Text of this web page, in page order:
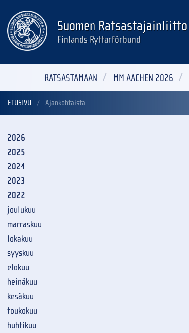
Suomen Ratsastajainliitto
Finlands Ryttarförbund
RATSASTAMAAN MM AACHEN 2026
ETUSIVU Ajankohtaista
2026
2025
2024
2023
2022
joulukuu
marraskuu
lokakuu
syyskuu
elokuu
heinäkuu
kesäkuu
toukokuu
huhtikuu